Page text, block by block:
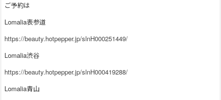
ご予約は
Lomalia表参道
https://beauty.hotpepper.jp/slnH000251449/
Lomalia渋谷
https://beauty.hotpepper.jp/slnH000419288/
Lomalia青山